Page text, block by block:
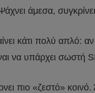
άμεσα,
κάτι πολύ απλό:
να υπάρχει
πιο «ζεστό»